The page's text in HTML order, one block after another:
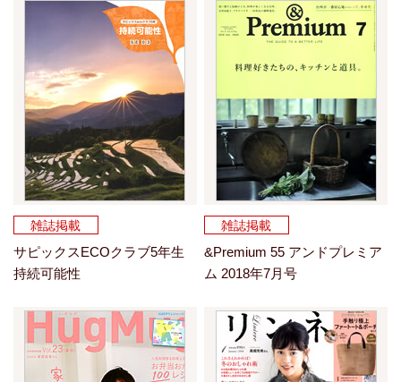
雑誌掲載
サピックスECOクラブ5年生
持続可能性
雑誌掲載
&Premium 55 アンドプレミア
ム 2018年7月号